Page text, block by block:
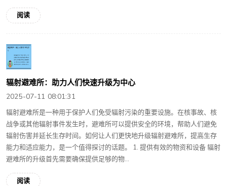
阅读
辐射避难所：助力人们快速升级为中心
2025-07-11 08:01:31
辐射避难所是一种用于保护人们免受辐射污染的重要设施。在核事故、核
战争或其他辐射事件发生时，避难所可以提供安全的环境，帮助人们避免
辐射伤害并延长生存时间。如何让人们更快地升级辐射避难所，提高生存
能力和适应能力，是一个值得探讨的话题。 1. 提供有效的物资和设备 辐射
避难所的升级首先需要确保提供足够的物...
阅读